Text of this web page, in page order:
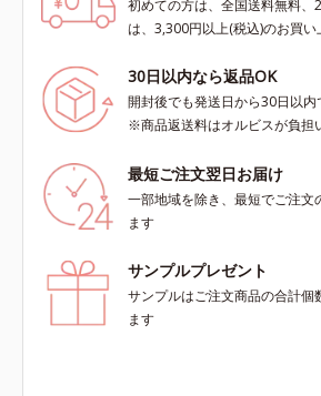
初めての方は、全国送料無料、
は、3,300円以上(税込)のお買
30日以内なら返品OK
開封後でも発送日から30日以
※商品返送料はオルビスが負担
最短ご注文翌日お届け
一部地域を除き、最短でご注文
ます
サンプルプレゼント
サンプルはご注文商品の合計個
ます